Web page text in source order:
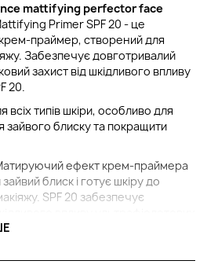
mattifying perfector face
Primer SPF 20 - це
праймер, створений для
Забезпечує довготривалий
захист від шкідливого впливу
20.
всіх типів шкіри, особливо для
зайвого блиску та покращити
ефект крем-праймера
блиск і готує шкіру до
SPF 20 забезпечує